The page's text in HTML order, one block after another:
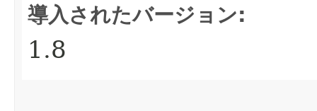
導入されたバージョン:
1.8